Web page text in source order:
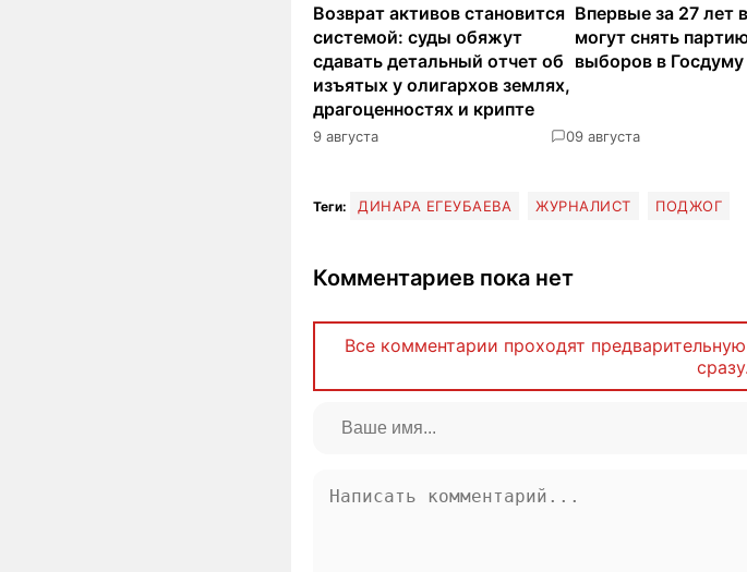
Возврат активов становится
системой: суды обяжут
сдавать детальный отчет об
изъятых у олигархов землях,
драгоценностях и крипте
9 августа 0
Впервые за 27 лет
могут снять
выборов в Госдуму
9 августа
Теги: ДИНАРА ЕГЕУБАЕВА ЖУРНАЛИСТ ПОДЖОГ
Комментариев пока нет
Все комментарии проходят
сразу.